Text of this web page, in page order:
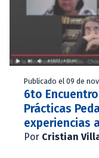
Publicado el 09 de
6to
Prácticas
experiencias
Por Cristian